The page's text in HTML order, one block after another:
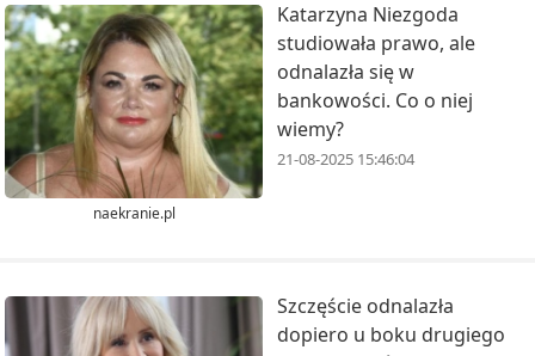
naekranie.pl
Katarzyna Niezgoda
studiowała prawo, ale
odnalazła się w
bankowości. Co o niej
wiemy?
21-08-2025 15:46:04
Szczęście odnalazła
dopiero u boku drugiego